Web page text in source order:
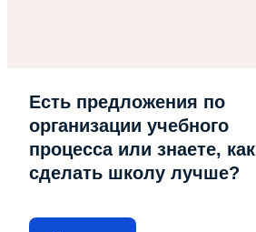
Есть предложения по
организации учебного
процесса или знаете, как
сделать школу лучше?